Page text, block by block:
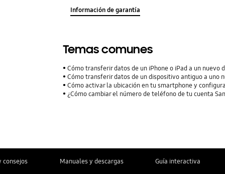
Información de garantía
Temas comunes
Cómo transferir datos de un iPhone o iPad a un nuevo
Cómo transferir datos de un dispositivo antiguo a uno
Cómo activar la ubicación en tu smartphone y
¿Cómo cambiar el número de teléfono de tu cuenta
consejos Manuales y descargas Guía interactiva